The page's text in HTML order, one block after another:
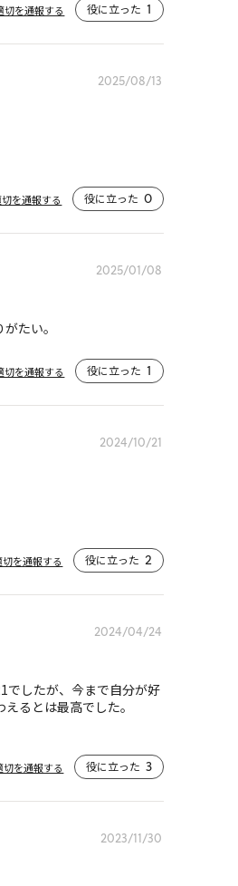
切を通報する 役に立った 1
2025/08/13
を通報する 役に立った 0
2025/01/08
たい。
切を通報する 役に立った 1
2024/10/21
切を通報する 役に立った 2
2024/04/24
でしたが、今まで自分が好
るとは最高でした。
切を通報する 役に立った 3
2023/11/30